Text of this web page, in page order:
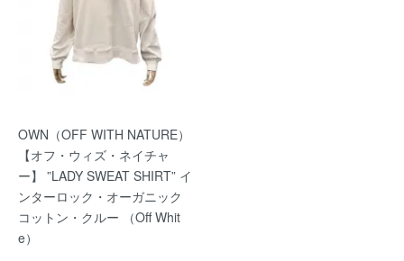
OWN（OFF WITH NATURE）
【オフ・ウィズ・ネイチャ
ー】 ”LADY SWEAT SHIRT” イ
ンターロック・オーガニック
コットン・クルー （Off Whit
e）